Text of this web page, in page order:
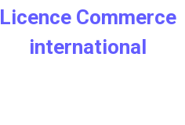
Licence Commerce
international